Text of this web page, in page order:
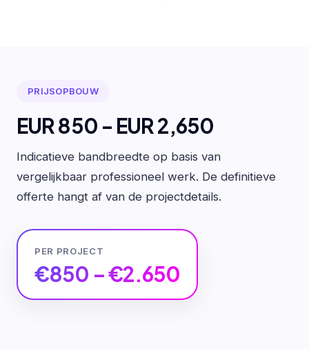
PRIJSOPBOUW
EUR 850 - EUR 2,650
Indicatieve bandbreedte op basis van
vergelijkbaar professioneel werk. De definitieve
offerte hangt af van de projectdetails.
PER PROJECT
€850 – €2.650